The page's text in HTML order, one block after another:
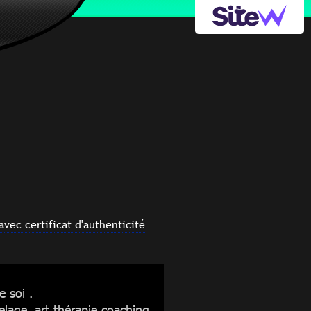
certificat d'authenticité
soi .